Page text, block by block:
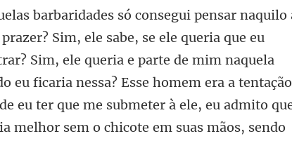
Sim, ele queria e parte de mim naquela
eu ficaria nessa? Esse homem era a tentação